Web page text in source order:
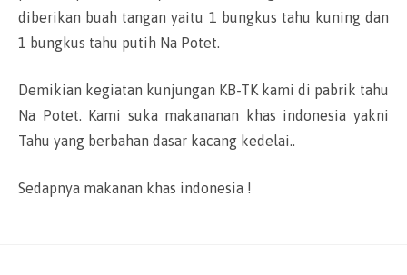
diberikan buah tangan yaitu 1 bungkus tahu kuning dan
1 bungkus tahu putih Na Potet.
Demikian kegiatan kunjungan KB-TK kami di pabrik tahu
Na Potet. Kami suka makananan khas indonesia yakni
Tahu yang berbahan dasar kacang kedelai..
Sedapnya makanan khas indonesia !